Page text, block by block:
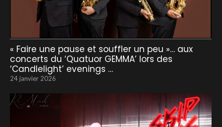
« Faire une pause et souffler un peu »… aux
concerts du ‘Quatuor GEMMA’ lors des
‘Candlelight’ evenings …
24 janvier 2026